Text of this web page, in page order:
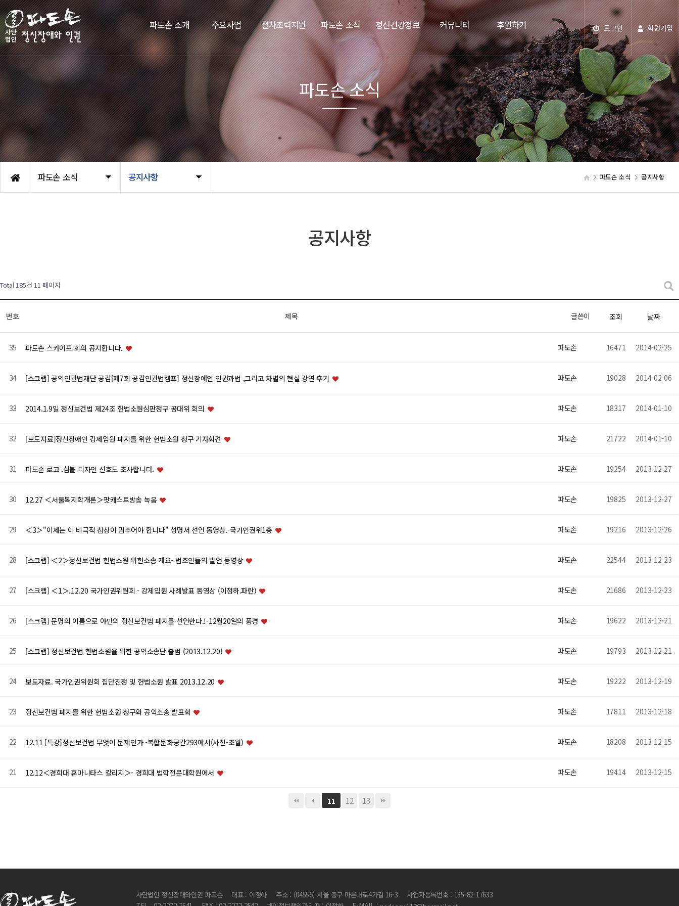
파도손 소개 주요사업 절차조력지원 파도손 소식 정신건강정보 커뮤니티 후원하기 로그인 회원가입
파도손 소식 공지사항 파도손 소식 공지사항
파도손 소식
공지사항
Total 185건 11 페이지
번호 제목 글쓴이 조회 날짜
35 파도손 스카이프 회의 공지합니다. 파도손 16471 2014-02-25
34 [스크랩] 공익인권법재단 공감[제7회 공감인권법캠프] 정신장애인 인권과법 ,그리고 차별의 현실 강연 후기 파도손 19028 2014-02-06
33 2014.1.9일 정신보건법 제24조 헌법소원심판청구 공대위 회의 파도손 18317 2014-01-10
32 [보도자료]정신장애인 강제입원 폐지를 위한 헌법소원 청구 기자회견 파도손 21722 2014-01-10
31 파도손 로고 .심볼 디자인 선호도 조사합니다. 파도손 19254 2013-12-27
30 12.27 ＜서울복지학개론＞팟캐스트방송 녹음 파도손 19825 2013-12-27
29 ＜3＞"이제는 이 비극적 참상이 멈추어야 합니다" 성명서 선언 동영상.-국가인권위1층 파도손 19216 2013-12-26
28 [스크랩] ＜2＞정신보건법 헌법소원 위헌소송 개요- 법조인들의 발언 동영상 파도손 22544 2013-12-23
27 [스크랩] ＜1＞.12.20 국가인권위원회 - 강제입원 사례발표 동영상 (이정하.파란) 파도손 21686 2013-12-23
26 [스크랩] 문명의 이름으로 야만의 정신보건법 폐지를 선언한다.!-12월20일의 풍경 파도손 19622 2013-12-21
25 [스크랩] 정신보건법 헌법소원을 위한 공익소송단 출범 (2013.12.20) 파도손 19793 2013-12-21
24 보도자료. 국가인권위원회 집단진정 및 헌법소원 발표 2013.12.20 파도손 19222 2013-12-19
23 정신보건법 폐지를 위한 헌법소원 청구와 공익소송 발표회 파도손 17811 2013-12-18
22 12.11 [특강]정신보건법 무엇이 문제인가 -복합문화공간293에서(사진-조월) 파도손 18208 2013-12-15
21 12.12＜경희대 휴마니타스 칼리지＞- 경희대 법학전문대학원에서 파도손 19414 2013-12-15
11 12 13
사단법인 정신장애와인권 파도손 대표 : 이정하 주소 : (04556) 서울 중구 마른내로4가길 16-3
사업자등록번호 : 135-82-17633